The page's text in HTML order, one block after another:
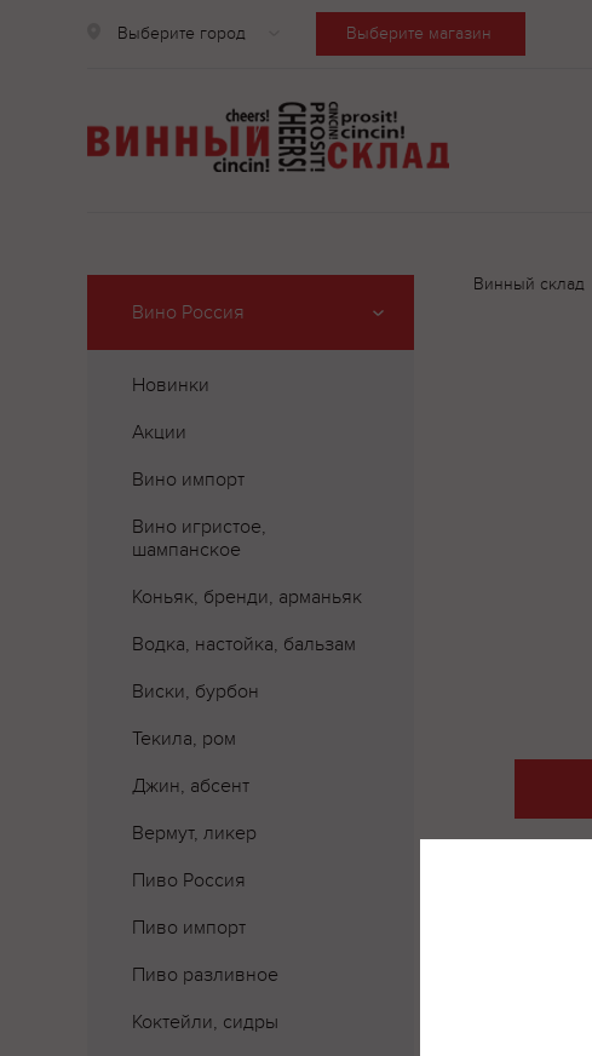
Выберите город Выберите магазин
Вино Россия
Новинки
Акции
Вино импорт
Вино игристое,
шампанское
Коньяк, бренди, арманьяк
Водка, настойка, бальзам
Виски, бурбон
Текила, ром
Джин, абсент
Вермут, ликер
Пиво Россия
Пиво импорт
Пиво разливное
Коктейли, сидры
Винный склад